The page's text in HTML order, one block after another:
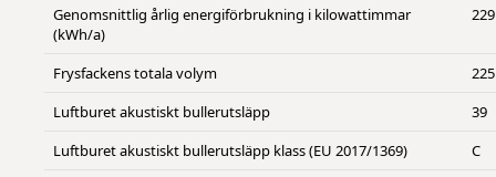
Genomsnittlig årlig energiförbrukning i kilowattimmar
(kWh/a)
229
Frysfackens totala volym
225
Luftburet akustiskt bullerutsläpp
39
Luftburet akustiskt bullerutsläpp klass (EU 2017/1369)
C